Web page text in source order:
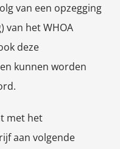
van een opzegging
van het WHOA
deze
kunnen worden
met het
aan volgende